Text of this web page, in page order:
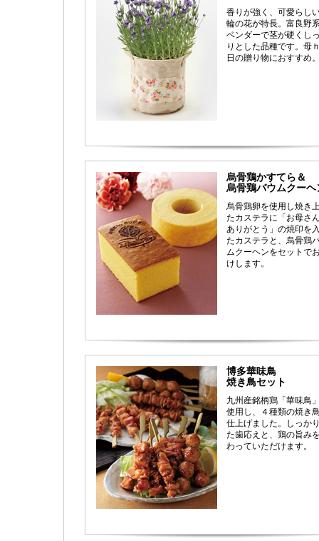
香りが強く、可愛らし
輪の花が特長。富良野
ベンダーで茎が硬くし
りとした品種です。母
日の贈り物におすすめ
烏骨鶏かすてら＆
烏骨鶏バウムクーヘ
烏骨鶏卵を使用し焼き
たカステラに「お母さ
ありがとう」の焼印を
たカステラと、烏骨鶏
ムクーヘンをセットで
けします。
博多華味鳥
焼き鳥セット
九州産銘柄鶏「華味鳥
使用し、４種類の焼き
仕上げました。しっか
た歯応えと、鶏の旨み
わっていただけます。